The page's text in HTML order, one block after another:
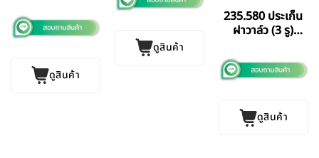
124
ELRINGGERMANY
ดูสินค้า
ดูสินค้า
235.580 ประเก็น
ฝาวาล์ว (3 รู)
ดูสินค้า